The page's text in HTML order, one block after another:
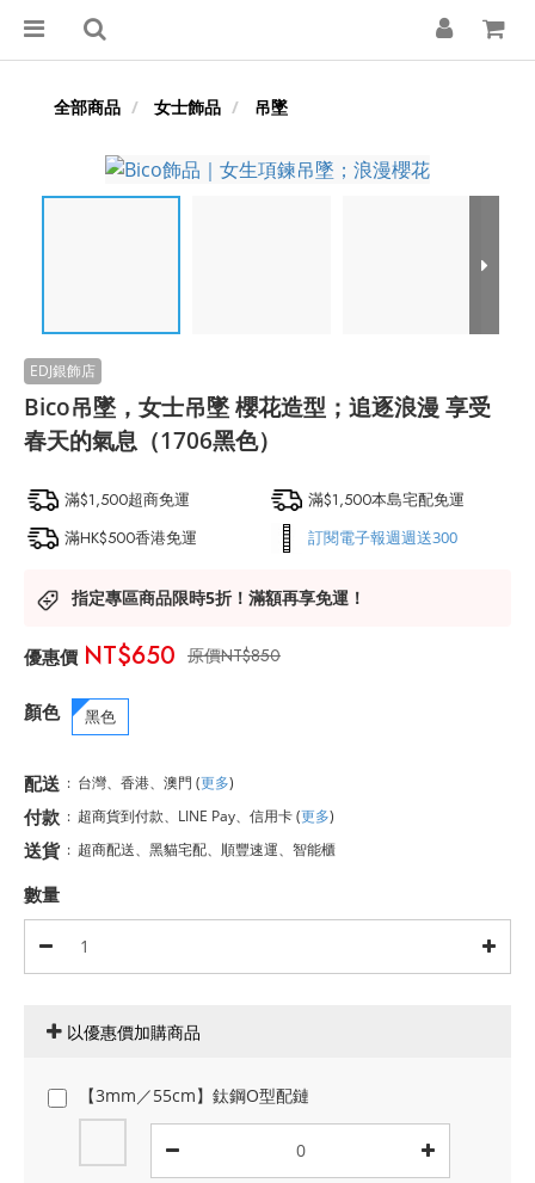
全部商品 女士飾品 吊墜
Bico吊墜，女士吊墜 櫻花造型；追逐浪漫 享受
春天的氣息（1706黑色）
滿$1,500超商免運
滿$1,500本島宅配免運
滿HK$500香港免運
訂閱電子報週週送300
指定專區商品限時5折！滿額再享免運！
NT$850
NT$650
顏色 黑色
配送 : 台灣、香港、澳門 (更多)
付款 : 超商貨到付款、LINE Pay、信用卡(更多)
送貨 : 超商配送、黑貓宅配、順豐速運、智能櫃
數量
以優惠價加購商品
【3mm／55cm】鈦鋼O型配鏈